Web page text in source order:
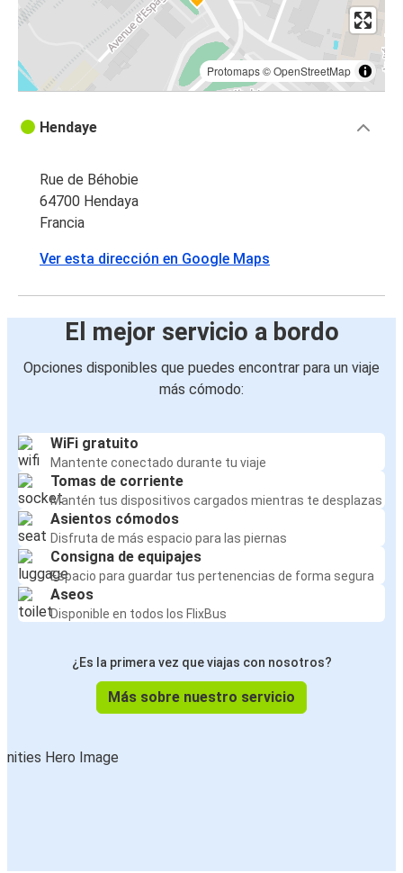
Protomaps©OpenStreetMap
Hendaye
Rue de Béhobie
64700 Hendaya
Francia
Ver esta dirección en Google Maps
El mejor servicio a bordo
Opciones disponibles que puedes encontrar para un viaje
más cómodo:
WiFi gratuito
Mantente conectado durante tu viaje
Tomas de corriente
Mantén tus dispositivos cargados mientras te desplazas
Asientos cómodos
Disfruta de más espacio para las piernas
Consigna de equipajes
Espacio para guardar tus pertenencias de forma segura
Aseos
Disponible en todos los FlixBus
¿Es la primera vez que viajas con nosotros?
Más sobre nuestro servicio